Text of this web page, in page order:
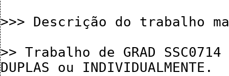
>>> Descrição do trabalho
>> Trabalho de GRAD
DUPLAS ou INDIVIDUALMENTE.